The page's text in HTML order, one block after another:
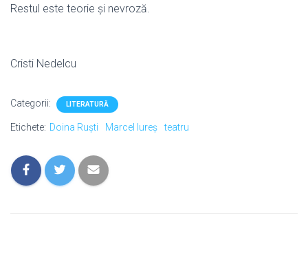
Restul este teorie și nevroză.
Cristi Nedelcu
Categorii: LITERATURĂ
Etichete: Doina Ruști Marcel Iureș teatru